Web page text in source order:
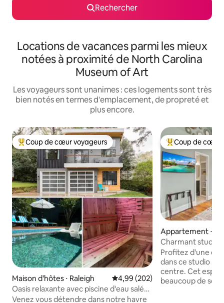
Rechercher
Locations de vacances parmi les mieux
notées à proximité de North Carolina
Museum of Art
Les voyageurs sont unanimes : ces logements sont très
bien notés en termes d'emplacement, de propreté et
plus encore.
Coups de cœur voyageurs les plus appréciés
Coup de cœur voyageurs
Maison d'hôtes ⋅ Raleigh Évaluation moyenne sur la
4,99 (202)
Oasis relaxante avec piscine d'eau salée
et retraite moderne
Venez vous détendre dans notre havre
Coups de cœur
Coup de cœur
Appartement ⋅
Charmant studio
Emplacement
Profitez d'une
dans ce studio
centre. Cet espace confortable offre
beaucoup de